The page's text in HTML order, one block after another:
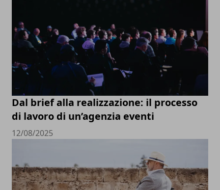
Dal brief alla realizzazione: il processo
di lavoro di un’agenzia eventi
12/08/2025